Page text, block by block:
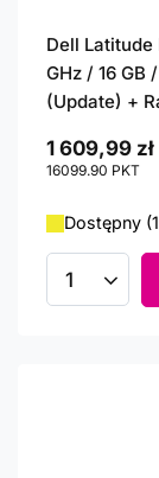
Dell
GHz / 16 GB
(Update) +
1 609,99 zł
16099.90 PKT
Dostępny
Ilość